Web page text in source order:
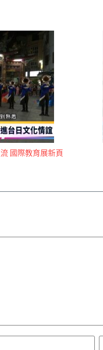
國際教育展新頁